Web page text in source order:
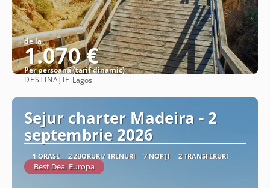
de la
1.070 €
Per persoană (tarif dinamic)
DESTINAȚIE:Lagos
Sejur charter Madeira - 2
septembrie 2026
1 ORAȘE 2 ZBORURI/ TRENURI 7 NOPȚI 2 TRANSFERURI
Best Deal Europa